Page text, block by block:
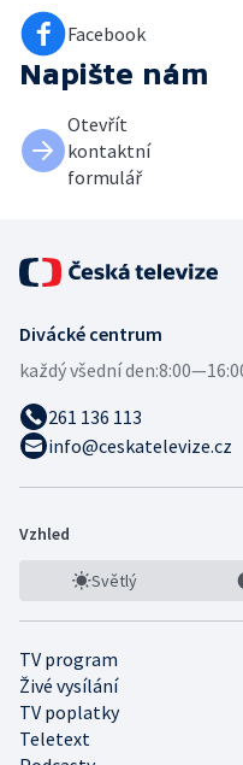
Facebook
Napište nám
Otevřít
kontaktní
formulář
Divácké centrum
každý všední den:
261 136 113
info@ceskatelevize.cz
Vzhled
Světlý
TV program
Živé vysílání
TV poplatky
Teletext